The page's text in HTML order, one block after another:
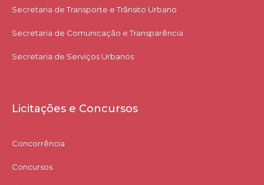
Secretaria de Transporte e Trânsito Urbano
Secretaria de Comunicação e Transparência
Secretaria de Serviços Urbanos
Licitações e Concursos
Concorrência
Concursos